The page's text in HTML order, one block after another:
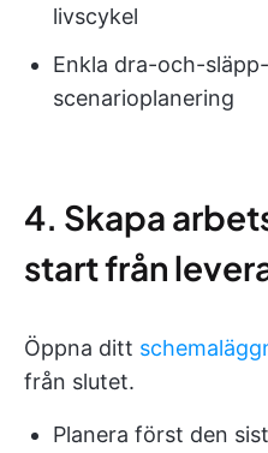
livscykel
Enkla dra-och-
scenarioplanering
4. Skapa
start från
Öppna ditt
från slutet.
Planera först den